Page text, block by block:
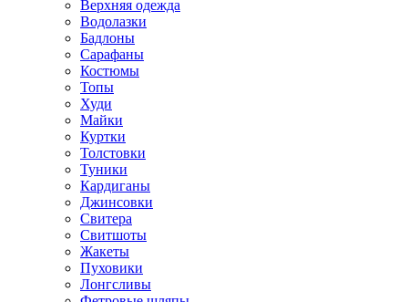
Верхняя одежда
Водолазки
Бадлоны
Сарафаны
Костюмы
Топы
Худи
Майки
Куртки
Толстовки
Туники
Кардиганы
Джинсовки
Свитера
Свитшоты
Жакеты
Пуховики
Лонгсливы